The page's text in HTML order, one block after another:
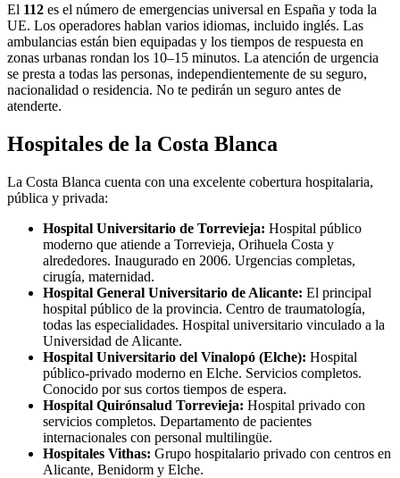
El 112 es el número de emergencias universal en España y toda la
UE. Los operadores hablan varios idiomas, incluido inglés. Las
ambulancias están bien equipadas y los tiempos de respuesta en
zonas urbanas rondan los 10–15 minutos. La atención de urgencia
se presta a todas las personas, independientemente de su seguro,
nacionalidad o residencia. No te pedirán un seguro antes de
atenderte.
Hospitales de la Costa Blanca
La Costa Blanca cuenta con una excelente cobertura hospitalaria,
pública y privada:
Hospital Universitario de Torrevieja: Hospital público
moderno que atiende a Torrevieja, Orihuela Costa y
alrededores. Inaugurado en 2006. Urgencias completas,
cirugía, maternidad.
Hospital General Universitario de Alicante: El principal
hospital público de la provincia. Centro de traumatología,
todas las especialidades. Hospital universitario vinculado a la
Universidad de Alicante.
Hospital Universitario del Vinalopó (Elche): Hospital
público-privado moderno en Elche. Servicios completos.
Conocido por sus cortos tiempos de espera.
Hospital Quirónsalud Torrevieja: Hospital privado con
servicios completos. Departamento de pacientes
internacionales con personal multilingüe.
Hospitales Vithas: Grupo hospitalario privado con centros en
Alicante, Benidorm y Elche.